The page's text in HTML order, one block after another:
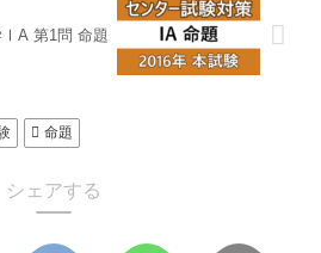
ⅠA 第1問 命題
命題
シェアする